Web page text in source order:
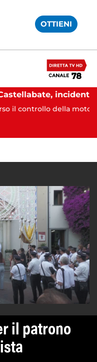
OTTIENI
controllo della moto lungo
il patrono